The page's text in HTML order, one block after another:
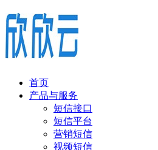
首页
产品与服务
短信接口
短信平台
营销短信
视频短信